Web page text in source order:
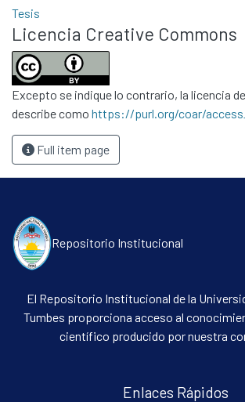
Tesis
Licencia Creative Commons
Excepto se indique lo contrario, la licencia
describe como https://purl.org/coar/
Full item page
Repositorio Institucional
El Repositorio Institucional de la
Tumbes proporciona acceso al
científico producido por nuestra
Enlaces Rápidos